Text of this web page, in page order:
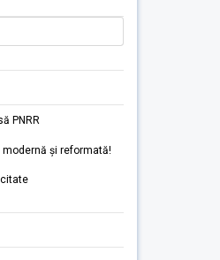
PNRR
modernă și reformată!